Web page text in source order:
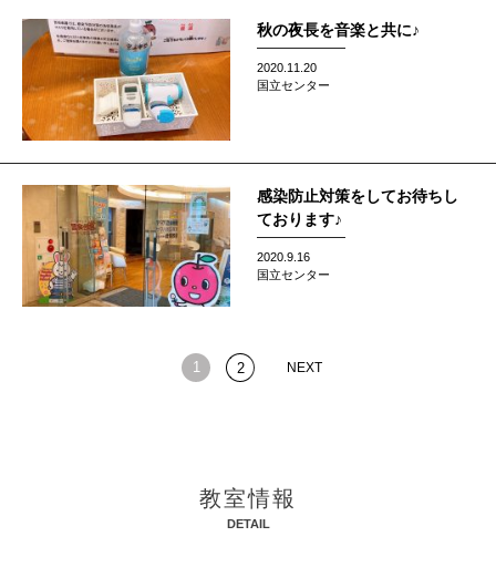
秋の夜長を音楽と共に♪
2020.11.20
国立センター
感染防止対策をしてお待ちし
ております♪
2020.9.16
国立センター
1 2 NEXT
教室情報
DETAIL